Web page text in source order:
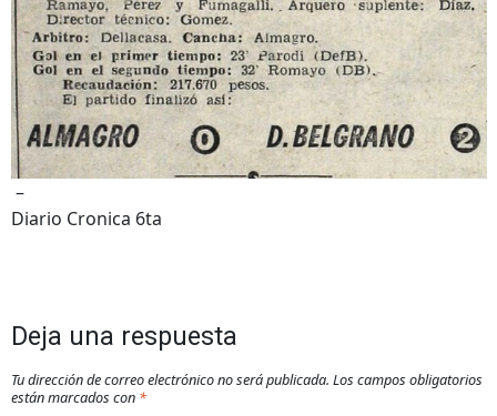
–
Diario Cronica 6ta
Deja una respuesta
Tu dirección de correo electrónico no será publicada. Los campos obligatorios
están marcados con *